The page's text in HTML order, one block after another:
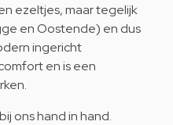
ezeltjes, maar tegelijk
en Oostende) en dus
ingericht
en is een
ons hand in hand.